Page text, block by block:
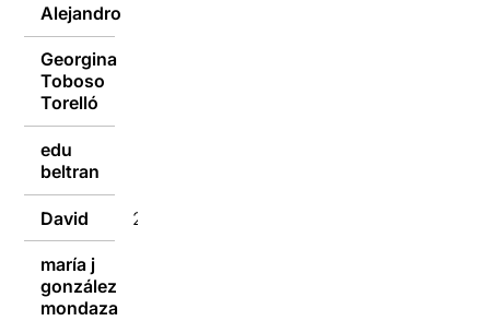
Alejandro
Georgina
Toboso
Torelló
edu
beltran
David 25/01/2017
maría j
gonzález
mondaza